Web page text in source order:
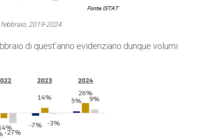
2019-2024.
di quest’anno evidenziano dunque volumi